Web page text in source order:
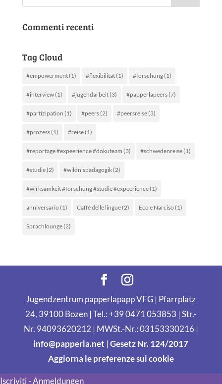
Commenti recenti
Tag Cloud
#empowerment(1) #flexibilität(1) #forschung(1)
#interview(1) #jugendarbeit(3) #papperlapeers(7)
#partizipation (1) #peers(2) #peersreise(3)
#prozess(1) #reise(1)
#reportage #expeerience #dokuteam (3) #schwedenreise(1)
#studie(2) #wildnispädagogik(2)
#wirksamkeit #forschung #studie #expeerience(1)
anniversario (1) Caffè delle lingue(2) Eco e Narciso (1)
Sprachlounge(2)
Jugendzentrum papperlapapp VFG | Pfarrplatz
24, 39100 Bozen | Tel.: +39 0471 053853 | Str.-
Nr. 94093620212 | MWSt.-Nr.: 03153330216 |
info@papperla.net |Gesetz Nr. 124/2017
Aggiorna le preferenze sui cookie
Iscriviti - Anmeldungen